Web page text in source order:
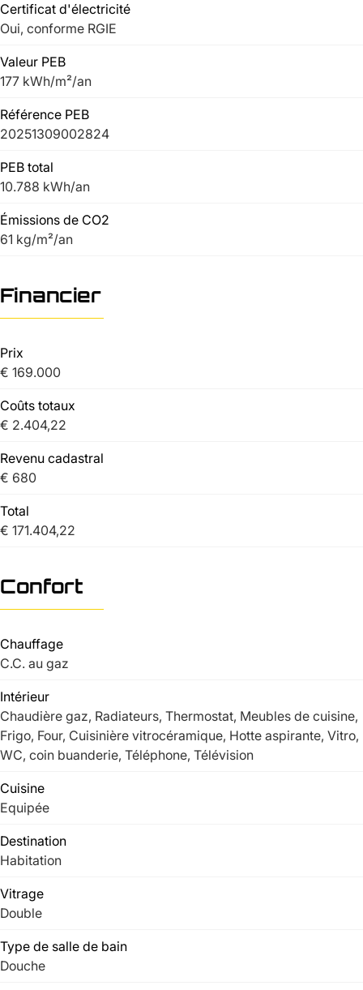
Certificat d'électricité
Oui, conforme RGIE
Valeur PEB
177 kWh/m²/an
Référence PEB
20251309002824
PEB total
10.788 kWh/an
Émissions de CO2
61 kg/m²/an
Financier
Prix
€ 169.000
Coûts totaux
€ 2.404,22
Revenu cadastral
€ 680
Total
€ 171.404,22
Confort
Chauffage
C.C. au gaz
Intérieur
Chaudière gaz, Radiateurs, Thermostat, Meubles de cuisine,
Frigo, Four, Cuisinière vitrocéramique, Hotte aspirante, Vitro,
WC, coin buanderie, Téléphone, Télévision
Cuisine
Equipée
Destination
Habitation
Vitrage
Double
Type de salle de bain
Douche